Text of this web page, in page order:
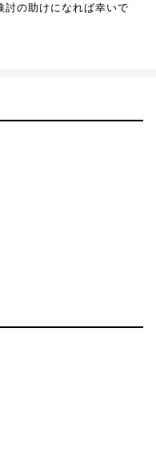
討の助けになれば幸いで